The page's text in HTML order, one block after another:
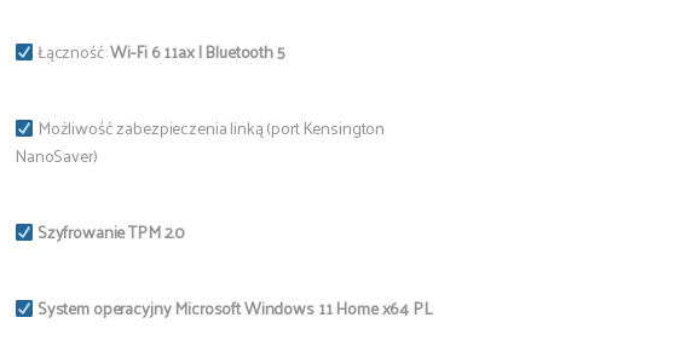
Łączność:Wi-Fi 6 11ax | Bluetooth 5
Możliwość zabezpieczenia linką (port Kensington
NanoSaver)
Szyfrowanie TPM 2.0
System operacyjny Microsoft Windows 11 Home x64 PL